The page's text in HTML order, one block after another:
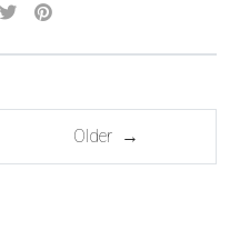
Older →